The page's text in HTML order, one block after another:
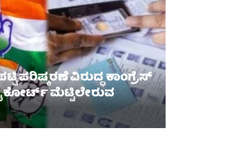
ಪರಿಷ್ಕರಣೆ ವಿರುದ್ಧ ಕಾಂಗ್ರೆಸ್
ಮೆಟ್ಟಿಲೇರುವ